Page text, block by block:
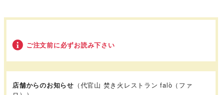
ご注文前に必ずお読み下さい
店舗からのお知らせ （代官山 焚き火レストラン falò（ファ